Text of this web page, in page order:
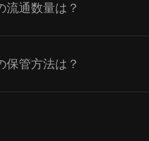
流通数量は？
保管方法は？